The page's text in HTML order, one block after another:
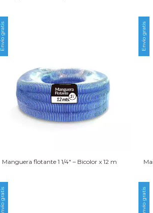
Envío gratis
Manguera flotante 1 1/4″ – Bicolor x 12 m
Envío gratis
Envío gratis Envío gratis